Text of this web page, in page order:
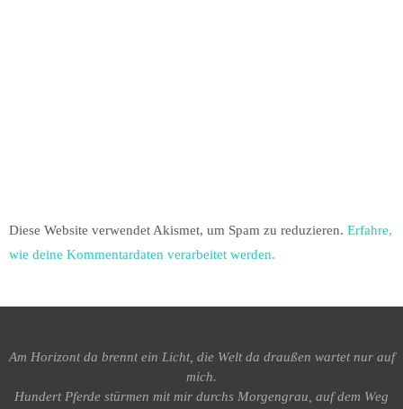
Diese Website verwendet Akismet, um Spam zu reduzieren. Erfahre,
wie deine Kommentardaten verarbeitet werden.
Am Horizont da brennt ein Licht, die Welt da draußen wartet nur auf
mich.
Hundert Pferde stürmen mit mir durchs Morgengrau, auf dem Weg